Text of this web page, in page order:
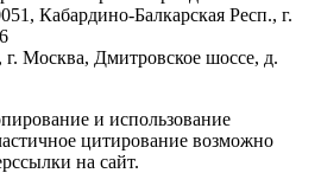
Кабардино-Балкарская Респ., г.
Москва, Дмитровское шоссе, д.
и использование
цитирование возможно
на сайт.